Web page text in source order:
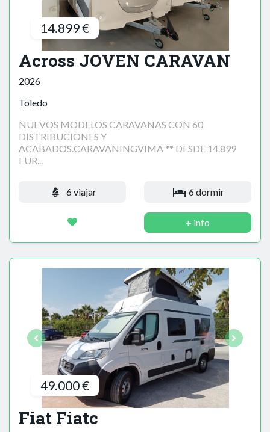
14.899 €
Across JOVEN CARAVAN
2026
Toledo
NUEVOS MODELOS CARAVANAS CON 60
DISTRIBUCIONES Y
ACABADOS.CARAVANINGVIMA ** DESDE 14.899
EUR...
6 viajar 6 dormir
+ info
49.000 €
Fiat Fiatc